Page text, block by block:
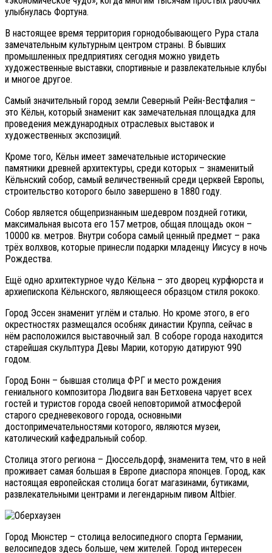
улыбнулась Фортуна.
В настоящее время территория горнодобывающего Рура стала
замечательным культурным центром страны. В бывших
промышленных предприятиях сегодня можно увидеть
художественные выставки, спортивные и развлекательные клубы
и многое другое.
Самый значительный город земли Северный Рейн-Вестфалия –
это Кёльн, который знаменит как замечательная площадка для
проведения международных отраслевых выставок и
художественных экспозиций.
Кроме того, Кёльн имеет замечательные исторические
памятники древней архитектуры, среди которых – знаменитый
Кёльнский собор, самый величественный среди церквей Европы,
строительство которого было завершено в 1880 году.
Собор является общепризнанным шедевром поздней готики,
максимальная высота его 157 метров, общая площадь окон –
10000 кв. метров. Внутри собора самый ценный предмет – рака
трёх волхвов, которые принесли подарки младенцу Иисусу в ночь
Рождества.
Ещё одно архитектурное чудо Кёльна – это дворец курфюрста и
архиепископа Кёльнского, являющееся образцом стиля рококо.
Город Эссен знаменит углём и сталью. Но кроме этого, в его
окрестностях размещался особняк династии Круппа, сейчас в
нём расположился выставочный зал. В соборе города находится
старейшая скульптура Девы Марии, которую датируют 990
годом.
Город Бонн – бывшая столица ФРГ и место рождения
гениального композитора Людвига ван Бетховена чарует всех
гостей и туристов города своей неповторимой атмосферой
старого средневекового города, основными
достопримечательностями которого, являются музеи,
католический кафедральный собор.
Столица этого региона – Дюссельдорф, знаменита тем, что в ней
проживает самая большая в Европе диаспора японцев. Город, как
настоящая европейская столица богат магазинами, бутиками,
развлекательными центрами и легендарным пивом Altbier.
Город Мюнстер – столица велосипедного спорта Германии,
велосипедов здесь больше, чем жителей. Город интересен